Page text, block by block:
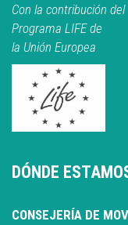
Con la contribución del
Programa LIFE de
la Unión Europea
DÓNDE
CONSEJERÍA DE